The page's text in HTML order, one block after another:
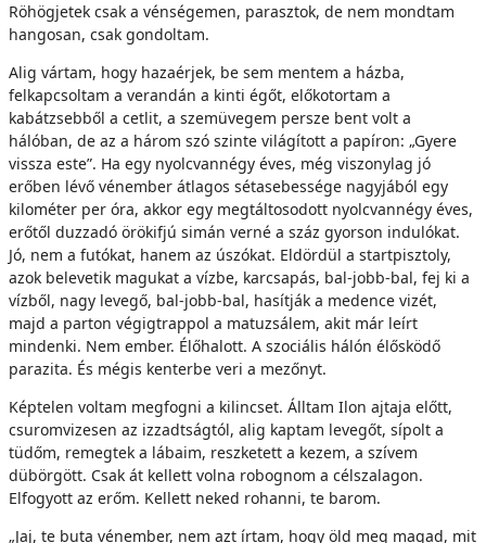
Röhögjetek csak a vénségemen, parasztok, de nem mondtam
hangosan, csak gondoltam.
Alig vártam, hogy hazaérjek, be sem mentem a házba,
felkapcsoltam a verandán a kinti égőt, előkotortam a
kabátzsebből a cetlit, a szemüvegem persze bent volt a
hálóban, de az a három szó szinte világított a papíron: „Gyere
vissza este”. Ha egy nyolcvannégy éves, még viszonylag jó
erőben lévő vénember átlagos sétasebessége nagyjából egy
kilométer per óra, akkor egy megtáltosodott nyolcvannégy éves,
erőtől duzzadó örökifjú simán verné a száz gyorson indulókat.
Jó, nem a futókat, hanem az úszókat. Eldördül a startpisztoly,
azok belevetik magukat a vízbe, karcsapás, bal-jobb-bal, fej ki a
vízből, nagy levegő, bal-jobb-bal, hasítják a medence vizét,
majd a parton végigtrappol a matuzsálem, akit már leírt
mindenki. Nem ember. Élőhalott. A szociális hálón élősködő
parazita. És mégis kenterbe veri a mezőnyt.
Képtelen voltam megfogni a kilincset. Álltam Ilon ajtaja előtt,
csuromvizesen az izzadtságtól, alig kaptam levegőt, sípolt a
tüdőm, remegtek a lábaim, reszketett a kezem, a szívem
dübörgött. Csak át kellett volna robognom a célszalagon.
Elfogyott az erőm. Kellett neked rohanni, te barom.
„Jaj, te buta vénember, nem azt írtam, hogy öld meg magad, mit